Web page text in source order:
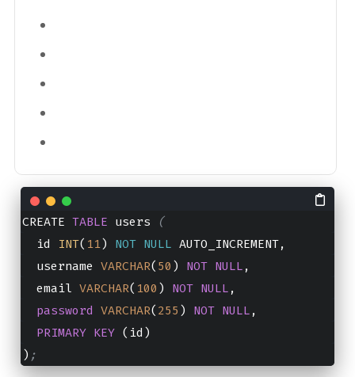
CREATE TABLE users
(
  id
INT( 11) NOT NULL AUTO_INCREMENT,
  username
VARCHAR( 50 ) NOT NULL ,
  email
VARCHAR( 100 ) NOT NULL ,
password VARCHAR( 255 ) NOT NULL ,
PRIMARY KEY (id)
) ;